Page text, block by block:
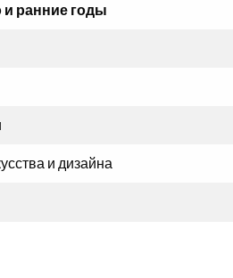
и ранние годы
и дизайна